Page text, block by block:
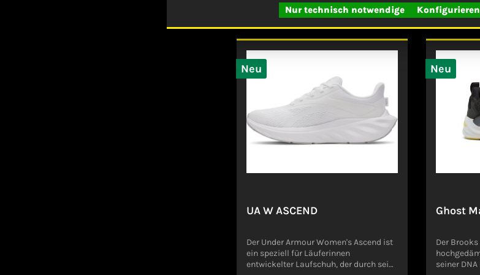
angenehmes Laufgefühl. Die Fresh-
und unvergleichlichen Komfort
und Stabilität, die du brauchst, ohne
Abstriche bei der Dämpfung und dem
Komfort unter dem Fuß zu machen
Rockerprofil Angaben zum Hersteller
(EU-Produktsicherheitsverordnung,
GPSR)New Balance Germany
GmbHKesselstraße 340221
DüsseldorfDeutschlandcsgermany@ne
Details
natürliches
zu einer
bei.
Details
Neu
UA W ASCEND
Der Under Armour Women's Ascend ist
ein speziell für Läuferinnen
entwickelter Laufschuh, der durch seine
Neu
Ghost
Der
seiner
Nur technisch notwendige Konfigurieren